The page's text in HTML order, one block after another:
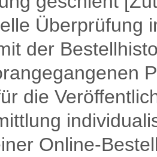
Überprüfung
der
die
Online-